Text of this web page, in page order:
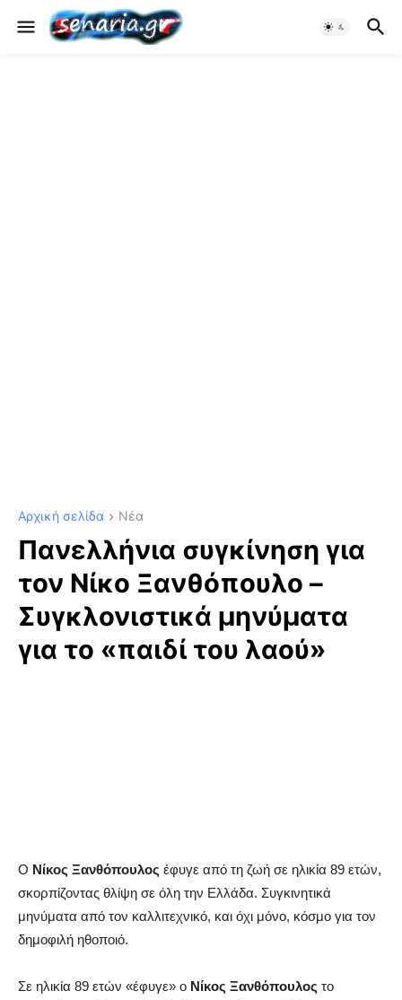
Αρχική σελίδα Νέα
Πανελλήνια συγκίνηση για
τον Νίκο Ξανθόπουλο –
Συγκλονιστικά μηνύματα
για το «παιδί του λαού»
Ο Νίκος Ξανθόπουλος έφυγε από τη ζωή σε ηλικία 89 ετών,
σκορπίζοντας θλίψη σε όλη την Ελλάδα. Συγκινητικά
μηνύματα από τον καλλιτεχνικό, και όχι μόνο, κόσμο για τον
δημοφιλή ηθοποιό.
Σε ηλικία 89 ετών «έφυγε» ο Νίκος Ξανθόπουλος το